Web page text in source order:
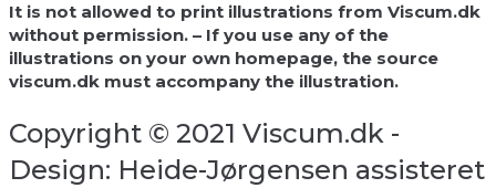
It is not allowed to print illustrations from Viscum.dk
without permission. – If you use any of the
illustrations on your own homepage, the source
viscum.dk must accompany the illustration.
Copyright © 2021 Viscum.dk -
Design: Heide-Jørgensen assisteret